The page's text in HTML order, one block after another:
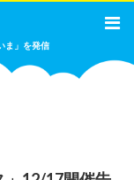
ま」を発信